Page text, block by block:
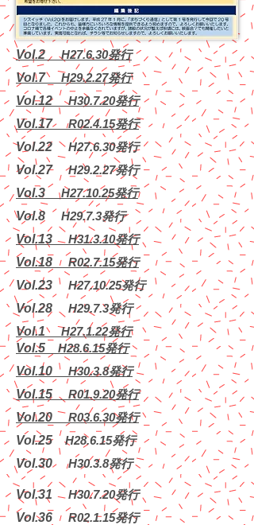
Vol.2 ​ H27.6.30発行
Vol.7
​ H29.2.27発行
Vol.12​ H30.7.20発行
Vol.17
​ R02.4.15発行
Vol.22​ H27.6.30発行
Vol.27 ​ H29.2.27発行
Vol.3 ​ H27.10.25発行
Vol.8 ​ H29.7.3発行
Vol.13​ H31.3.10発行
Vol.18 ​ R02.7.15発行
Vol.23 ​ H27.10.25発行
Vol.28
​ H29.7.3発行
Vol.1​ H27.1.22発行
Vol.5 ​H28.6.15発行
Vol.10 ​ H30.3.8発行
Vol.15 ​ R01.9.20発行
Vol.20​ R03.6.30発行
Vol.25​H28.6.15発行
Vol.30
​ H30.3.8発行
Vol.31​ H30.7.20発行
Vol.36 ​ R02.1.15発行